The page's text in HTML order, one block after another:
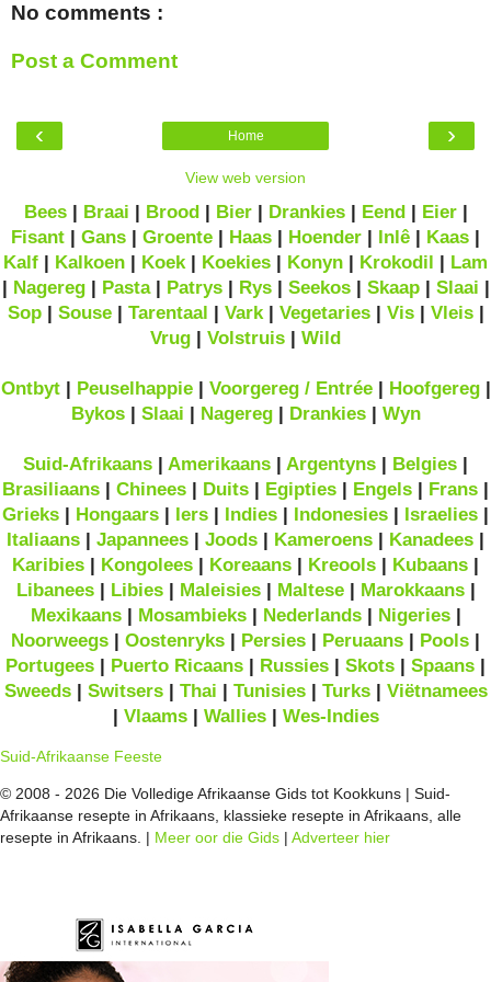
No comments :
Post a Comment
‹ ›
Home
View web version
Bees| Braai Brood Bier| Drankies| Eend Eier|
Fisant
Gans Groente Haas Hoender Inlê Kaas
Kalf
Kalkoen Koek| Koekies Konyn Krokodil
Lam
Nagereg| Pasta| Patrys| Rys| Seekos| Skaap| Slaai
Sop| Souse| Tarentaal Vark| Vegetaries| Vis| Vleis|
Vrug
Volstruis Wild
Ontbyt| Peuselhappie| Voorgereg / Entrée| Hoofgereg|
Bykos| Slaai Nagereg| Drankies| Wyn
Suid-Afrikaans Amerikaans Argentyns Belgies
Brasiliaans
Chinees Duits Egipties Engels Frans
Grieks
Hongaars Iers Indies Indonesies Israelies
Italiaans
Japannees Joods Kameroens Kanadees
Karibies
Kongolees Koreaans Kreools Kubaans
Libanees| Libies| Maleisies| Maltese| Marokkaans|
Mexikaans| Mosambieks| Nederlands| Nigeries|
Noorweegs
Oostenryks Persies Peruaans Pools
Portugees
Puerto Ricaans Russies Skots Spaans
Sweeds| Switsers| Thai Tunisies| Turks| Viëtnamees
Vlaams| Wallies| Wes-Indies
Suid-Afrikaanse Feeste
© 2008 - 2026 Die Volledige Afrikaanse Gids tot Kookkuns | Suid-
Afrikaanse resepte in Afrikaans, klassieke resepte in Afrikaans, alle
resepte in Afrikaans. | Meer oor die Gids | Adverteer hier